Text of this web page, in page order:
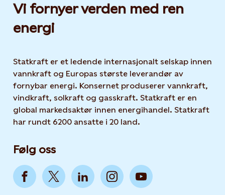
Vi fornyer verden med ren
energi
Statkraft er et ledende internasjonalt selskap innen
vannkraft og Europas største leverandør av
fornybar energi. Konsernet produserer vannkraft,
vindkraft, solkraft og gasskraft. Statkraft er en
global markedsaktør innen energihandel. Statkraft
har rundt 6200 ansatte i 20 land.
Følg oss